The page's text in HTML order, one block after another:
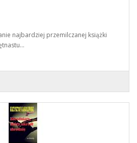
najbardziej przemilczanej książki